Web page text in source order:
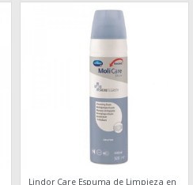
Lindor Care Espuma de Limpieza en